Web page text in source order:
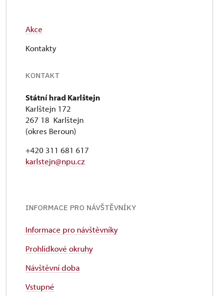
Akce
Kontakty
KONTAKT
Státní hrad Karlštejn
Karlštejn 172
267 18 Karlštejn
(okres Beroun)
+420 311 681 617
karlstejn@npu.cz
INFORMACE PRO NÁVŠTĚVNÍKY
Informace pro návštěvníky
Prohlídkové okruhy
Návštěvní doba
Vstupné